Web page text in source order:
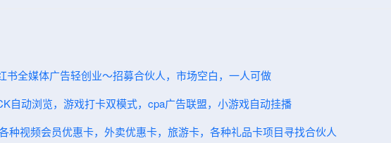
书全媒体广告轻创业～招募合伙人，市场空白，一人可做
自动浏览，游戏打卡双模式，cpa广告联盟，小游戏自动挂播
种视频会员优惠卡，外卖优惠卡，旅游卡，各种礼品卡项目寻找合伙人